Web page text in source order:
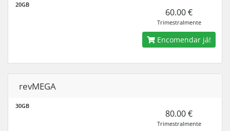
20GB
60.00 €
Trimestralmente
Encomendar já!
revMEGA
30GB
80.00 €
Trimestralmente